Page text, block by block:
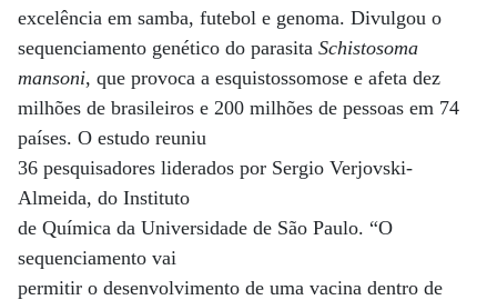
excelência em samba, futebol e genoma. Divulgou o
sequenciamento genético do parasita Schistosoma
mansoni, que provoca a esquistossomose e afeta dez
milhões de brasileiros e 200 milhões de pessoas em 74
países. O estudo reuniu
36 pesquisadores liderados por Sergio Verjovski-
Almeida, do Instituto
de Química da Universidade de São Paulo. “O
sequenciamento vai
permitir o desenvolvimento de uma vacina dentro de